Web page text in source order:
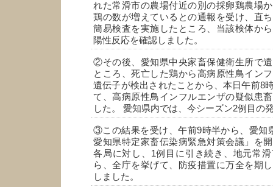
れた常滑市の農場付近の別の採卵鶏農場
鶏の数が増えているとの通報を受け、直
簡易検査を実施したところ、当該検体か
陽性反応を確認しました。
②その後、愛知県中央家畜保健衛生所で
ところ、死亡した鶏から高病原性鳥イン
遺伝子が検出されたことから、本日午前8
て、高病原性鳥インフルエンザの疑似患
した。 愛知県内では、今シーズン2例目の
③この結果を受け、午前9時半から、愛知
愛知県特定家畜伝染病緊急対策会議」を
各局に対し、1例目に引き続き、地元常
ら、全庁を挙げて、防疫措置に万全を期
しました。